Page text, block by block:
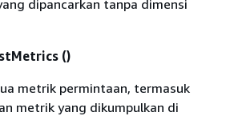
dipancarkan tanpa dimensi
()
metrik permintaan, termasuk
metrik yang dikumpulkan di